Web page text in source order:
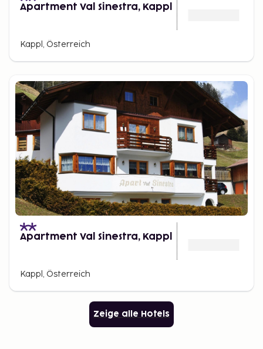
Apartment Val Sinestra, Kappl
Kappl, Österreich
Apartment Val Sinestra, Kappl
Kappl, Österreich
Zeige alle Hotels